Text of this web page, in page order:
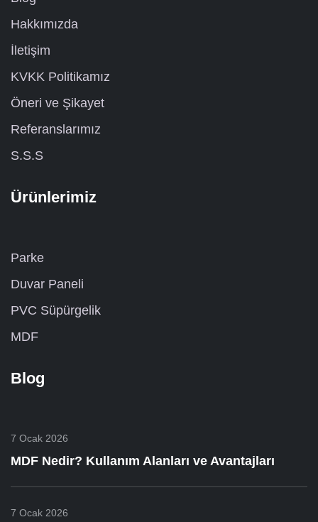
Hakkımızda
İletişim
KVKK Politikamız
Öneri ve Şikayet
Referanslarımız
S.S.S
Ürünlerimiz
Parke
Duvar Paneli
PVC Süpürgelik
MDF
Blog
7 Ocak 2026
MDF Nedir? Kullanım Alanları ve Avantajları
7 Ocak 2026